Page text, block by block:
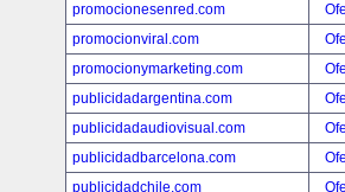
promocionesenred.com
promocionviral.com
promocionymarketing.com
publicidadargentina.com
publicidadaudiovisual.com
publicidadbarcelona.com
publicidadchile.com